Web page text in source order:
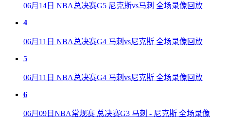
06月14日 NBA总决赛G5 尼克斯vs马刺 全场录像回放
4
06月11日 NBA总决赛G4 马刺vs尼克斯 全场录像回放
5
06月11日 NBA总决赛G4 马刺vs尼克斯 全场录像回放
6
06月09日NBA常规赛 总决赛G3 马刺 - 尼克斯 全场录像